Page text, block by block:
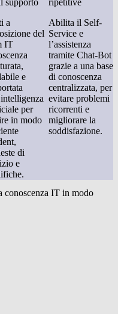
supporto
a
del
IT
e
per
in modo
di
e
ripetitive
Abilita il Self-
Service e
l’assistenza
tramite Chat-Bot
grazie a una base
di conoscenza
centralizzata, per
evitare problemi
ricorrenti e
migliorare la
soddisfazione.
conoscenza IT in modo